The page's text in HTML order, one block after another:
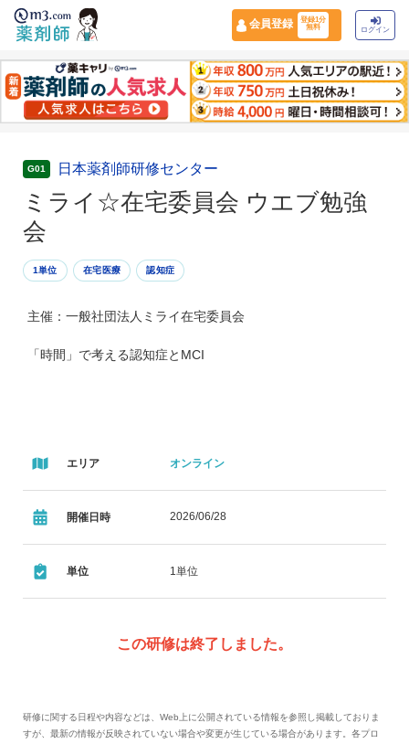
会員登録
登録1分
無料
ログイン
G01 日本薬剤師研修センター
ミライ☆在宅委員会 ウエブ勉強
会
1単位 在宅医療 認知症
主催：一般社団法人ミライ在宅委員会
「時間」で考える認知症とMCI
エリア オンライン
開催日時 2026/06/28
単位 1単位
この研修は終了しました。
研修に関する日程や内容などは、Web上に公開されている情報を参照し掲載しておりま
すが、最新の情報が反映されていない場合や変更が生じている場合があります。各プロ